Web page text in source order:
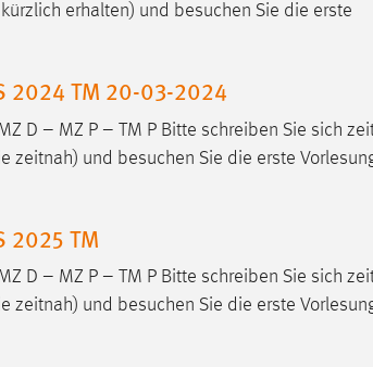
erhalten) und besuchen Sie die erste
2024 TM 20-03-2024
D – MZ P – TM P Bitte schreiben Sie sich
zeitnah) und besuchen Sie die erste
2025 TM
D – MZ P – TM P Bitte schreiben Sie sich
zeitnah) und besuchen Sie die erste